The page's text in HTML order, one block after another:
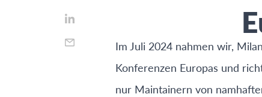
Im Juli 2024 nahmen wir,
Konferenzen Europas und
nur Maintainern von